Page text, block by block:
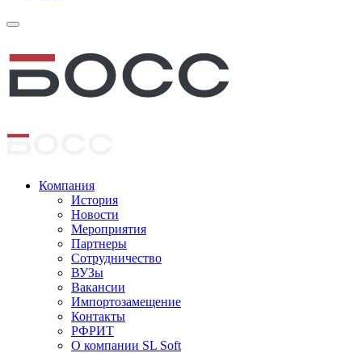
Компания
История
Новости
Мероприятия
Партнеры
Сотрудничество
ВУЗы
Вакансии
Импортозамещение
Контакты
РФРИТ
О компании SL Soft